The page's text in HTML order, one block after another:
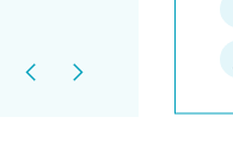
Previous